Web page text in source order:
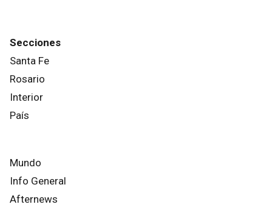
Secciones
Santa Fe
Rosario
Interior
País
Mundo
Info General
Afternews